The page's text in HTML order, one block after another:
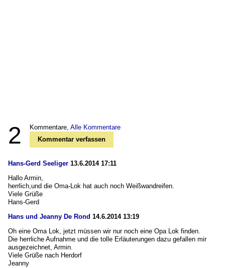
2 Kommentare, Alle Kommentare
Kommentar verfassen
Hans-Gerd Seeliger 13.6.2014 17:11
Hallo Armin,
herrlich,und die Oma-Lok hat auch noch Weißwandreifen.
Viele Grüße
Hans-Gerd
Hans und Jeanny De Rond 14.6.2014 13:19
Oh eine Oma Lok, jetzt müssen wir nur noch eine Opa Lok finden.
Die herrliche Aufnahme und die tolle Erläuterungen dazu gefallen mir
ausgezeichnet, Armin.
Viele Grüße nach Herdorf
Jeanny